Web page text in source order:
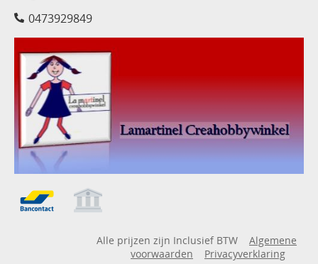
0473929849
Alle prijzen zijn Inclusief BTW
Algemene
voorwaarden
Privacyverklaring